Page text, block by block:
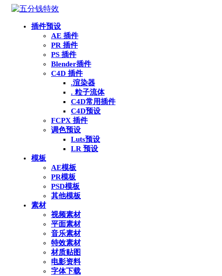
插件预设
AE 插件
PR 插件
PS 插件
Blender插件
C4D 插件
.渲染器
. 粒子流体
C4D常用插件
C4D预设
FCPX 插件
调色预设
Luts预设
LR 预设
模板
AE模板
PR模板
PSD模板
其他模板
素材
视频素材
平面素材
音乐素材
特效素材
材质贴图
电影资料
字体下载